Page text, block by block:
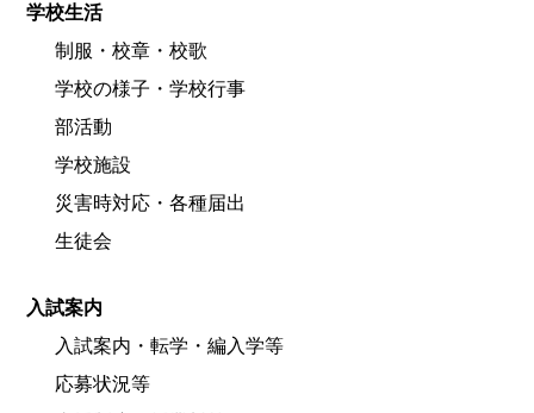
学校生活
制服・校章・校歌
学校の様子・学校行事
部活動
学校施設
災害時対応・各種届出
生徒会
入試案内
入試案内・転学・編入学等
応募状況等